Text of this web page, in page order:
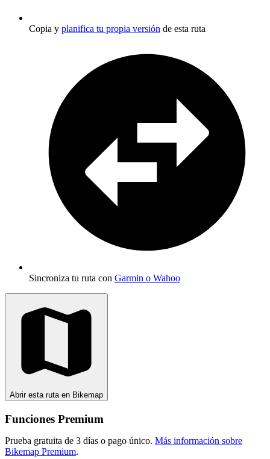
Copia y planifica tu propia versión de esta ruta
Sincroniza tu ruta con Garmin o Wahoo
Abrir esta ruta en Bikemap
Funciones Premium
Prueba gratuita de 3 días o pago único. Más información sobre
Bikemap Premium.